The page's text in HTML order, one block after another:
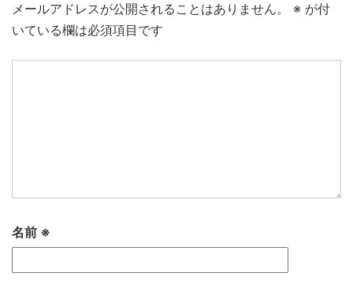
メールアドレスが公開されることはありません。 ※ が付
いている欄は必須項目です
名前 ※